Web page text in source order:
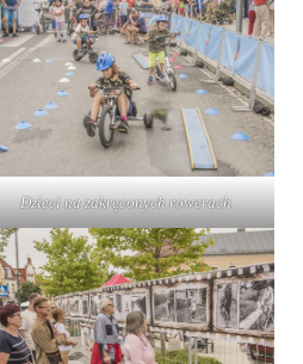
Dzieci na zakręconych rowerach.